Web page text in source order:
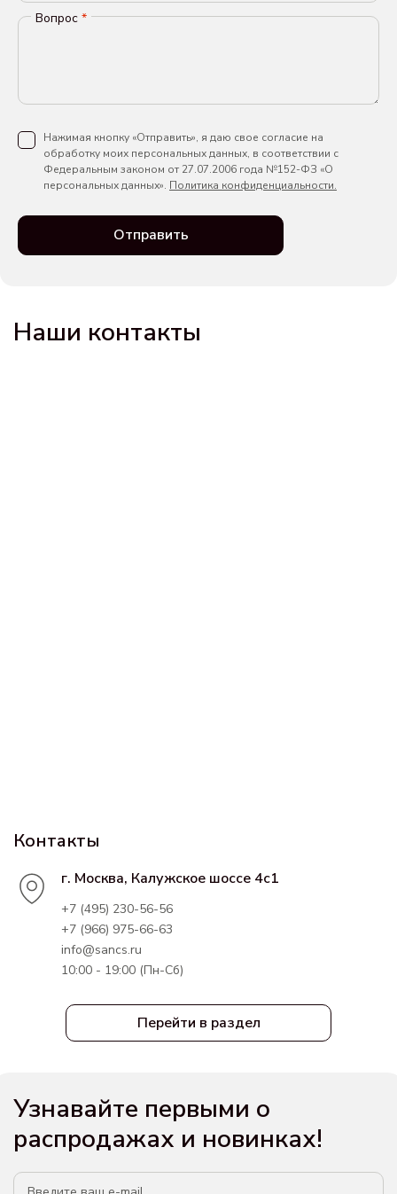
Вопрос *
Нажимая кнопку «Отправить», я даю свое согласие на
обработку моих персональных данных, в соответствии с
Федеральным законом от 27.07.2006 года №152-ФЗ «О
персональных данных». Политика конфиденциальности.
Отправить
Наши контакты
Перейти в раздел
Контакты
г. Москва, Калужское шоссе 4с1
+7 (495) 230-56-56
+7 (966) 975-66-63
info@sancs.ru
10:00 - 19:00 (Пн-Сб)
Узнавайте первыми о
распродажах и новинках!